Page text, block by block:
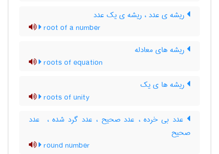
ریشه ی عدد ، ریشه ی یک عدد
root of a number
ریشه های معادله
roots of equation
ریشه ها ی یک
roots of unity
عدد بی خرده ، عدد صحیح ، عدد گرد شده ، ‌ عدد
صحیح
round number